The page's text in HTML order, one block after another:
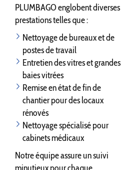
PLUMBAGO englobent diverses
prestations telles que :
Nettoyage de bureaux et de
postes de travail
Entretien des vitres et grandes
baies vitrées
Remise en état de fin de
chantier pour des locaux
rénovés
Nettoyage spécialisé pour
cabinets médicaux
Notre équipe assure un suivi